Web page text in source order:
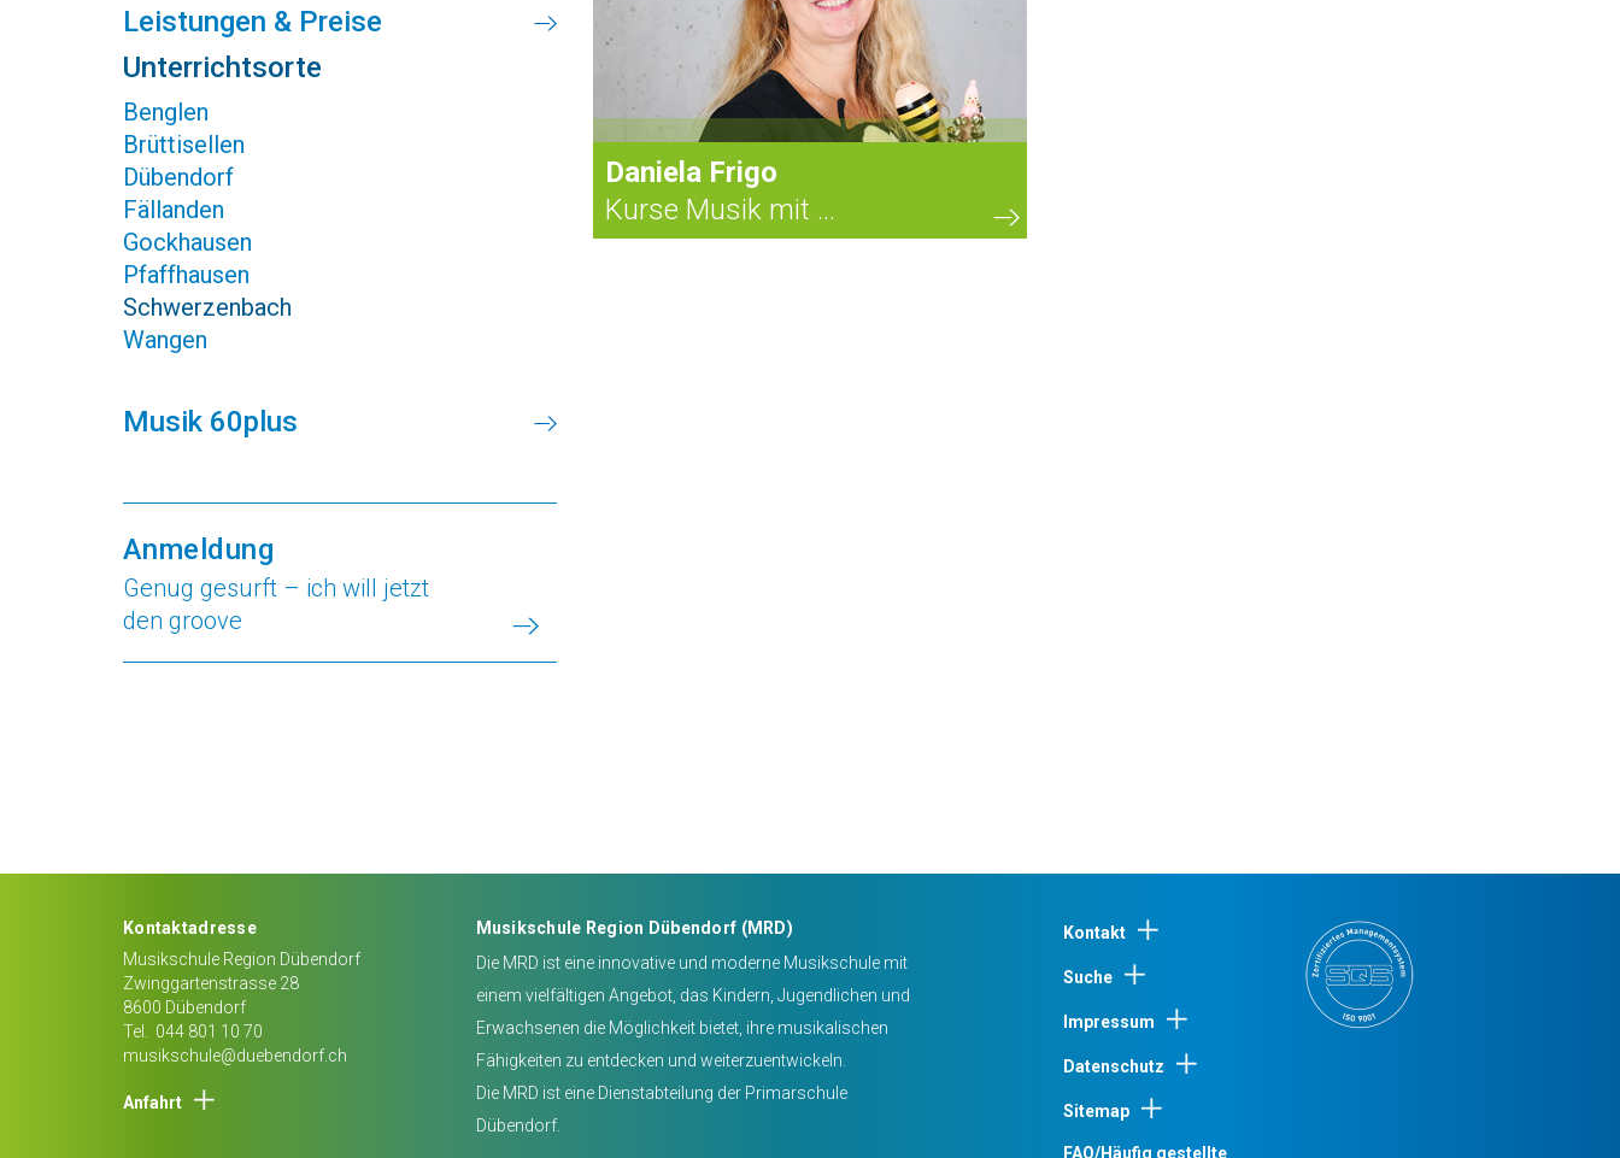
Leistungen & Preise
Unterrichtsorte
Benglen
Brüttisellen
Dübendorf
Fällanden
Gockhausen
Pfaffhausen
Schwerzenbach
Wangen
Musik 60plus
Anmeldung
Genug gesurft – ich will jetzt
den groove
Daniela Frigo
Kurse Musik mit ...
Kontaktadresse
Musikschule Region Dübendorf
Zwinggartenstrasse 28
8600 Dübendorf
Tel.
044 801 10 70
musikschule@duebendorf.ch
Anfahrt
Musikschule Region Dübendorf (MRD)
Die MRD ist eine innovative und moderne Musikschule mit
einem vielfältigen Angebot, das Kindern, Jugendlichen und
Erwachsenen die Möglichkeit bietet, ihre musikalischen
Fähigkeiten zu entdecken und weiterzuentwickeln.
Die MRD ist eine Dienstabteilung der Primarschule
Dübendorf.
Kontakt
Suche
Impressum
Datenschutz
Sitemap
FAQ/Häufig gestellte